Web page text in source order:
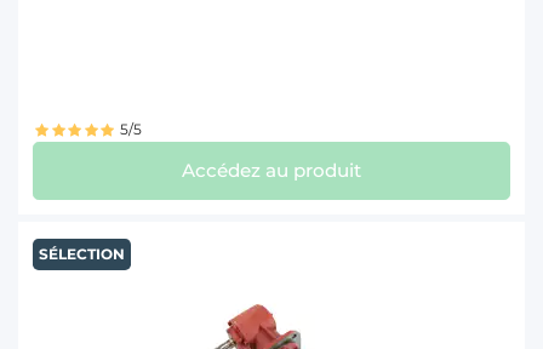
5/5
Accédez au produit
SÉLECTION